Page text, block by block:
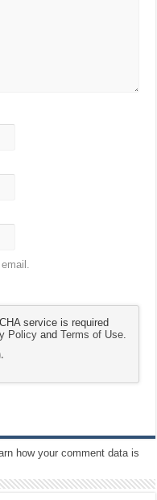
service is required
Policy andTerms of Use
how your comment data is